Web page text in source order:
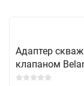
Адаптер
клапаном